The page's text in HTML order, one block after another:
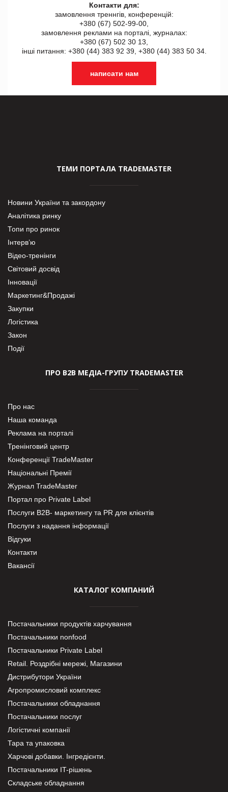
Контакти для:
замовлення треннгів, конференцій:
+380 (67) 502-99-00,
замовлення реклами на порталі, журналах:
+380 (67) 502 30 13,
інші питання: +380 (44) 383 92 39, +380 (44) 383 50 34.
написати нам
ТЕМИ ПОРТАЛА TRADEMASTER
Новини України та закордону
Аналітика ринку
Топи про ринок
Інтерв’ю
Відео-тренінги
Світовий досвід
Інновації
Маркетинг&Продажі
Закупки
Логістика
Закон
Події
ПРО В2В МЕДІА-ГРУПУ TRADEMASTER
Про нас
Наша команда
Реклама на порталі
Тренінговий центр
Конференції TradeMaster
Національні Премії
Журнал TradeMaster
Портал про Private Label
Послуги В2В- маркетингу та PR для клієнтів
Послуги з надання інформації
Відгуки
Контакти
Вакансії
КАТАЛОГ КОМПАНИЙ
Постачальники продуктів харчування
Постачальники nonfood
Постачальники Private Label
Retail. Роздрібні мережі, Магазини
Дистрибутори України
Агропромисловий комплекс
Постачальники обладнання
Постачальники послуг
Логістичні компанії
Тара та упаковка
Харчові добавки. Інгредієнти.
Постачальники IT-рішень
Складське обладнання